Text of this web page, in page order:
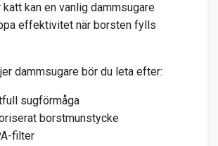
katt kan en vanlig dammsugare
effektivitet när borsten fylls
dammsugare bör du leta efter:
sugförmåga
borstmunstycke
filter